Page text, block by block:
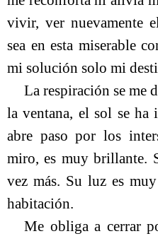
vivir, ver nuevamente
sea en esta miserable
mi solución solo mi
La respiración se me
la ventana, el sol se
abre paso por los
miro, es muy brillante.
vez más. Su luz es
habitación.
Me obliga a cerrar